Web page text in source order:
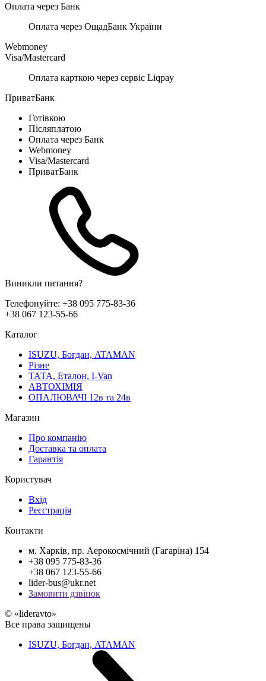
Оплата через Банк
Оплата через ОщадБанк України
Webmoney
Visa/Mastercard
Оплата карткою через сервіс Liqpay
ПриватБанк
Готівкою
Післяплатою
Оплата через Банк
Webmoney
Visa/Mastercard
ПриватБанк
Виникли питання?
Телефонуйте: +38 095 775-83-36
+38 067 123-55-66
Каталог
ISUZU, Богдан, ATAMAN
Різне
ТАТА, Еталон, I-Van
АВТОХІМІЯ
ОПАЛЮВАЧІ 12в та 24в
Магазин
Про компанію
Доставка та оплата
Гарантія
Користувач
Вхід
Реєстрація
Контакти
м. Харків, пр. Аерокосмічний (Гагаріна) 154
+38 095 775-83-36
+38 067 123-55-66
lider-bus@ukr.net
Замовити дзвінок
© «lideravto»
Все права защищены
ISUZU, Богдан, ATAMAN